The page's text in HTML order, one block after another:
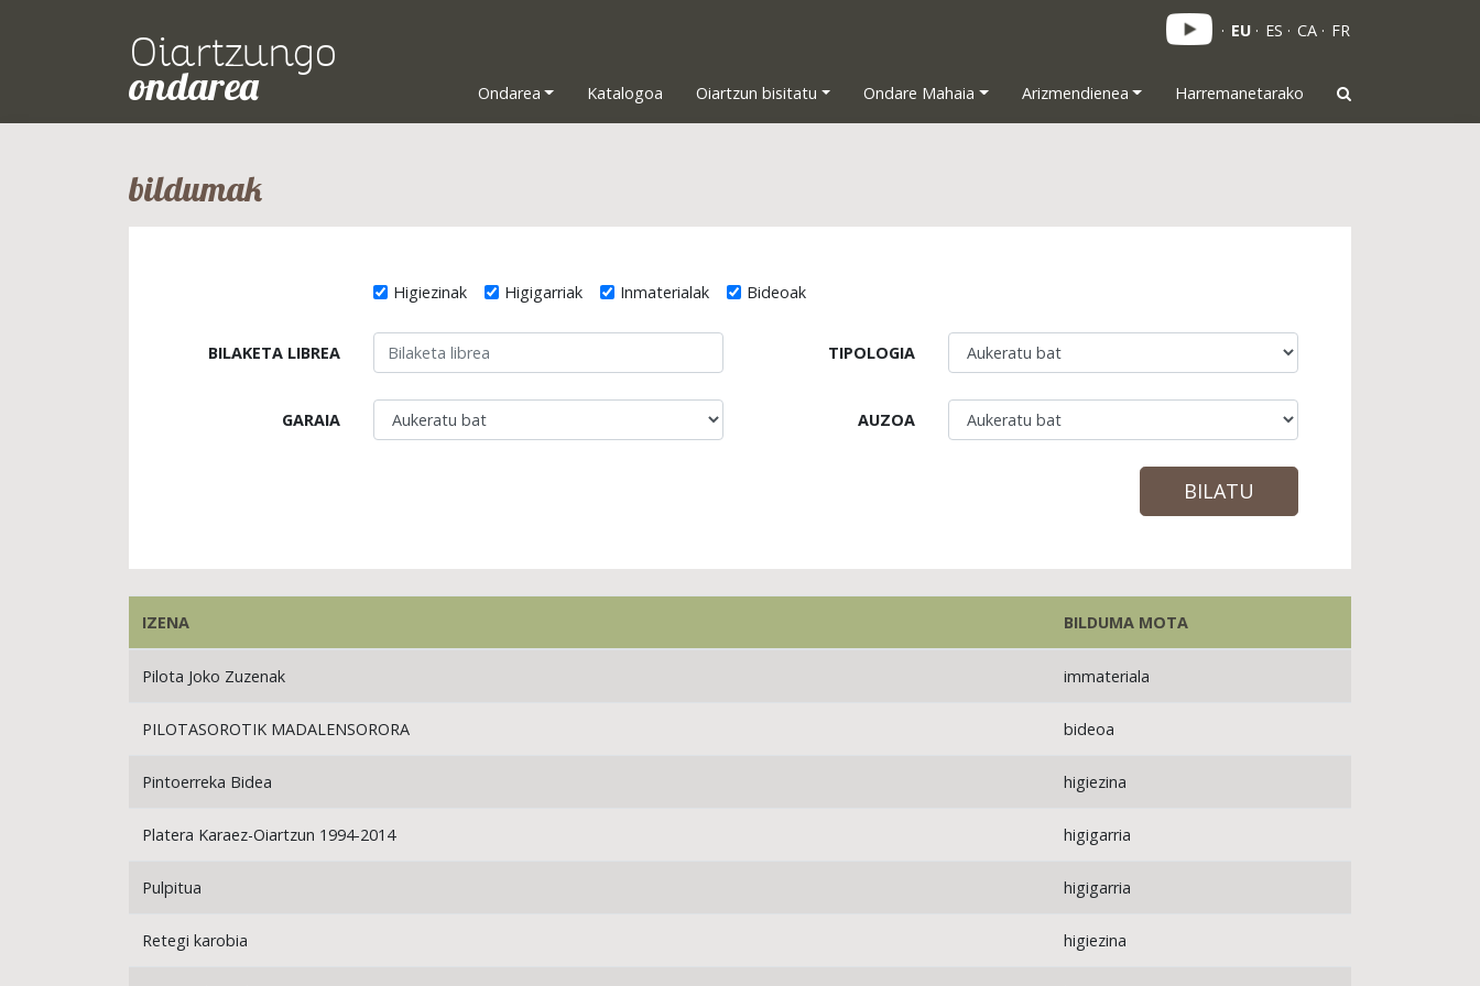
Oiartzungo
ondarea
EU ES CA FR
Ondarea Katalogoa Oiartzun bisitatu Ondare Mahaia Arizmendienea Harremanetarako
bildumak
Higiezinak Higigarriak Inmaterialak Bideoak
BILAKETA LIBREA TIPOLOGIA
GARAIA AUZOA
BILATU
IZENA BILDUMA MOTA
Pilota Joko Zuzenak immateriala
PILOTASOROTIK MADALENSORORA bideoa
Pintoerreka Bidea higiezina
Platera Karaez-Oiartzun 1994-2014 higigarria
Pulpitua higigarria
Retegi karobia higiezina